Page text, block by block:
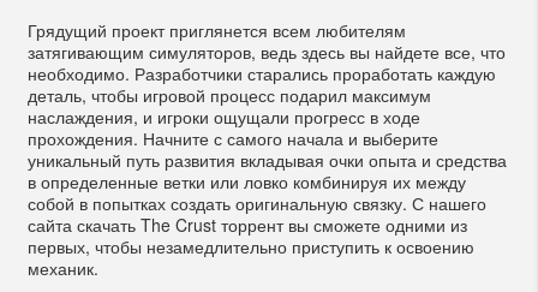
Грядущий проект приглянется всем любителям
затягивающим симуляторов, ведь здесь вы найдете все, что
необходимо. Разработчики старались проработать каждую
деталь, чтобы игровой процесс подарил максимум
наслаждения, и игроки ощущали прогресс в ходе
прохождения. Начните с самого начала и выберите
уникальный путь развития вкладывая очки опыта и средства
в определенные ветки или ловко комбинируя их между
собой в попытках создать оригинальную связку. С нашего
сайта скачать The Crust торрент вы сможете одними из
первых, чтобы незамедлительно приступить к освоению
механик.